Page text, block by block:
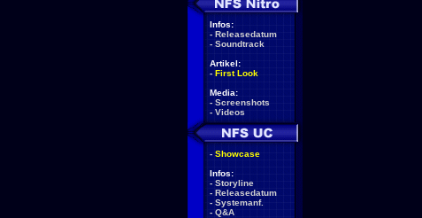
Infos:
- Releasedatum
- Soundtrack
Artikel:
- First Look
Media:
- Screenshots
- Videos
- Showcase
Infos:
- Storyline
- Releasedatum
- Systemanf.
- Q&A